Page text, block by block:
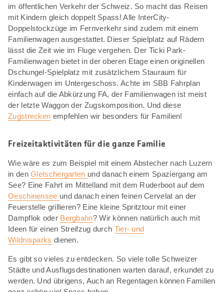
im öffentlichen Verkehr der Schweiz. So macht das Reisen
mit Kindern gleich doppelt Spass! Alle InterCity-
Doppelstockzüge im Fernverkehr sind zudem mit einem
Familienwagen ausgestattet. Dieser Spielplatz auf Rädern
lässt die Zeit wie im Fluge vergehen. Der Ticki Park-
Familienwagen bietet in der oberen Etage einen originellen
Dschungel-Spielplatz mit zusätzlichem Stauraum für
Kinderwagen im Untergeschoss. Achte im SBB Fahrplan
einfach auf die Abkürzung FA, der Familienwagen ist meist
der letzte Waggon der Zugskomposition. Und diese
Zugstrecken empfehlen wir besonders für Familien!
Freizeitaktivitäten für die ganze Familie
Wie wäre es zum Beispiel mit einem Abstecher nach Luzern
in denGletschergarten und danach einem Spaziergang am
See? Eine Fahrt im Mittelland mit dem Ruderboot auf dem
Oeschinensee und danach einen feinen Cervelat an der
Feuerstelle grillieren? Eine kleine Spritztour mit einer
Dampflok oder Bergbahn? Wir können natürlich auch mit
Ideen für einen Streifzug durch Tier- und
Wildnisparks dienen.
Es gibt so vieles zu entdecken. So viele tolle Schweizer
Städte und Ausflugsdestinationen warten darauf, erkundet zu
werden. Und übrigens, Auch an Regentagen können Familien